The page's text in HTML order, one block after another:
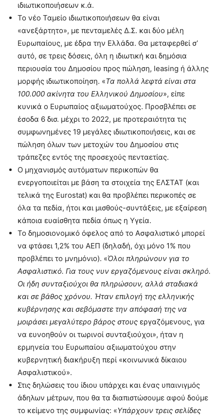
ιδιωτικοποιήσεων κ.ά.
Το νέο Ταμείο ιδιωτικοποιήσεων θα είναι
«ανεξάρτητο», με πενταμελές Δ.Σ. και δύο μέλη
Ευρωπαίους, με έδρα την Ελλάδα. Θα μεταφερθεί σ’
αυτό, σε τρεις δόσεις, όλη η ιδιωτική και δημόσια
περιουσία του Δημοσίου προς πώληση, leasing ή άλλης
μορφής ιδιωτικοποίηση. «Τα πολλά λεφτά είναι στα
100.000 ακίνητα του Ελληνικού Δημοσίου», είπε
κυνικά ο Ευρωπαίος αξιωματούχος. Προσβλέπει σε
έσοδα 6 δισ. μέχρι το 2022, με προτεραιότητα τις
συμφωνημένες 19 μεγάλες ιδιωτικοποιήσεις, και σε
πώληση όλων των μετοχών του Δημοσίου στις
τράπεζες εντός της προσεχούς πενταετίας.
Ο μηχανισμός αυτόματων περικοπών θα
ενεργοποιείται με βάση τα στοιχεία της ΕΛΣΤΑΤ (και
τελικά της Eurostat) και θα προβλέπει περικοπές σε
όλα τα πεδία, ήτοι και μισθούς-συντάξεις, με εξαίρεση
κάποια ευαίσθητα πεδία όπως η Υγεία.
Το δημοσιονομικό όφελος από το Ασφαλιστικό μπορεί
να φτάσει 1,2% του ΑΕΠ (δηλαδή, όχι μόνο 1% που
προβλέπει το μνημόνιο). «Όλοι πληρώνουν για το
Ασφαλιστικό. Για τους νυν εργαζόμενους είναι σκληρό.
Οι ήδη συνταξιούχοι θα πληρώσουν, αλλά σταδιακά
και σε βάθος χρόνου. Ήταν επιλογή της ελληνικής
κυβέρνησης και σεβόμαστε την απόφασή της να
μοιράσει μεγαλύτερο βάρος στους εργαζόμενους, για
να ευνοηθούν οι τωρινοί συνταξιούχοι», ήταν η
ερμηνεία του Ευρωπαίου αξιωματούχου στην
κυβερνητική διακήρυξη περί «κοινωνικά δίκαιου
Ασφαλιστικού».
Στις δηλώσεις του ίδιου υπάρχει και ένας υπαινιγμός
άδηλων μέτρων, που θα τα διαπιστώσουμε αφού δούμε
το κείμενο της συμφωνίας: «Υπάρχουν τρεις σελίδες